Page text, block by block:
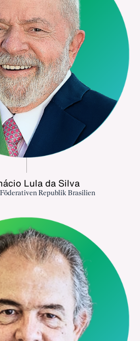
Lula da Silva
Republik Brasilien